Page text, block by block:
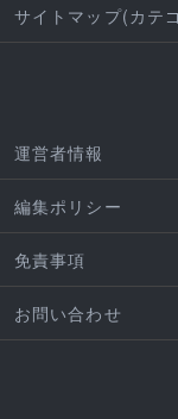
サイトマップ(カテ
運営者情報
編集ポリシー
免責事項
お問い合わせ